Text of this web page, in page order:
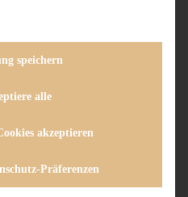
speichern
alle
akzeptieren
Präferenzen